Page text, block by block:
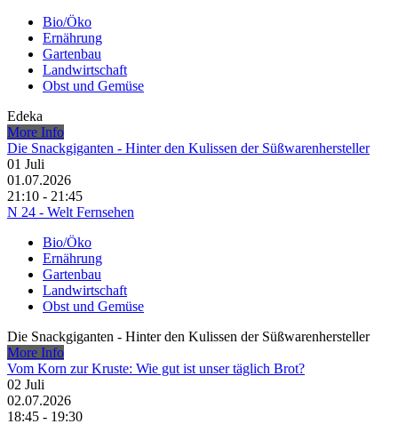
Bio/Öko
Ernährung
Gartenbau
Landwirtschaft
Obst und Gemüse
Edeka
More Info
Die Snackgiganten - Hinter den Kulissen der Süßwarenhersteller
01 Juli
01.07.2026
21:10 - 21:45
N 24 - Welt Fernsehen
Bio/Öko
Ernährung
Gartenbau
Landwirtschaft
Obst und Gemüse
Die Snackgiganten - Hinter den Kulissen der Süßwarenhersteller
More Info
Vom Korn zur Kruste: Wie gut ist unser täglich Brot?
02 Juli
02.07.2026
18:45 - 19:30